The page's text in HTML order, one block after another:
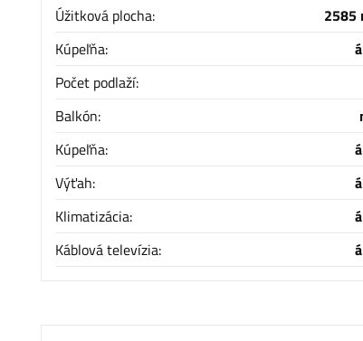
Úžitková plocha: 2585
Kúpeľňa:
Počet podlaží:
Balkón:
Kúpeľňa:
Výťah:
Klimatizácia:
Káblová televízia: